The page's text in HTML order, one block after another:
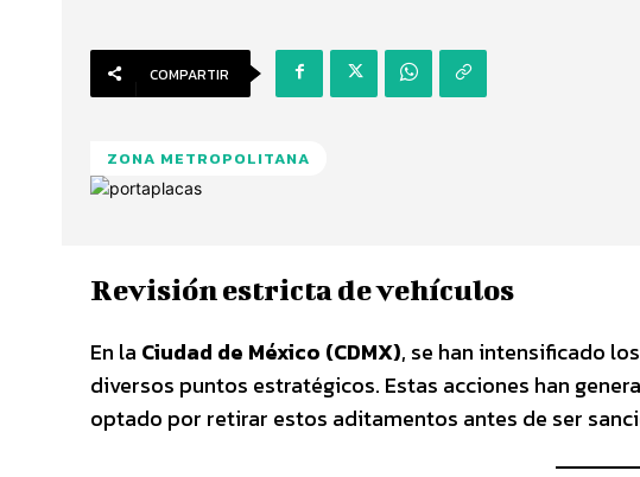
COMPARTIR
ZONA METROPOLITANA
Revisión estricta de vehículos
En la Ciudad de México (CDMX), se han intensificado los
diversos puntos estratégicos. Estas acciones han
optado por retirar estos aditamentos antes de ser